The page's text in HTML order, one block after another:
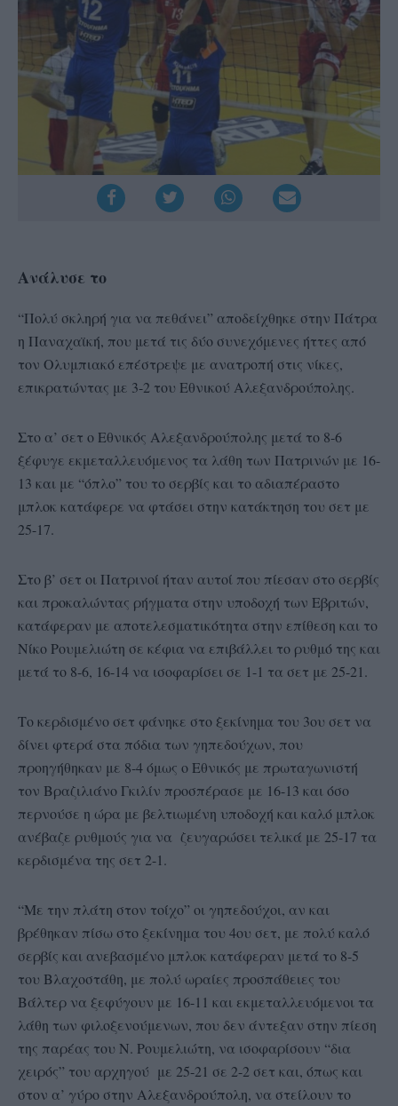
Ανάλυσε το
“Πολύ σκληρή για να πεθάνει” αποδείχθηκε στην Πάτρα
η Παναχαϊκή, που μετά τις δύο συνεχόμενες ήττες από
τον Ολυμπιακό επέστρεψε με ανατροπή στις νίκες,
επικρατώντας με 3-2 του Εθνικού Αλεξανδρούπολης.
Στο α’ σετ ο Εθνικός Αλεξανδρούπολης μετά το 8-6
ξέφυγε εκμεταλλευόμενος τα λάθη των Πατρινών με 16-
13 και με “όπλο” του το σερβίς και το αδιαπέραστο
μπλοκ κατάφερε να φτάσει στην κατάκτηση του σετ με
25-17.
Στο β’ σετ οι Πατρινοί ήταν αυτοί που πίεσαν στο σερβίς
και προκαλώντας ρήγματα στην υποδοχή των Εβριτών,
κατάφεραν με αποτελεσματικότητα στην επίθεση και το
Νίκο Ρουμελιώτη σε κέφια να επιβάλλει το ρυθμό της και
μετά το 8-6, 16-14 να ισοφαρίσει σε 1-1 τα σετ με 25-21.
Το κερδισμένο σετ φάνηκε στο ξεκίνημα του 3ου σετ να
δίνει φτερά στα πόδια των γηπεδούχων, που
προηγήθηκαν με 8-4 όμως ο Εθνικός με πρωταγωνιστή
τον Βραζιλιάνο Γκιλίν προσπέρασε με 16-13 και όσο
περνούσε η ώρα με βελτιωμένη υποδοχή και καλό μπλοκ
ανέβαζε ρυθμούς για να ζευγαρώσει τελικά με 25-17 τα
κερδισμένα της σετ 2-1.
“Με την πλάτη στον τοίχο” οι γηπεδούχοι, αν και
βρέθηκαν πίσω στο ξεκίνημα του 4ου σετ, με πολύ καλό
σερβίς και ανεβασμένο μπλοκ κατάφεραν μετά το 8-5
του Βλαχοστάθη, με πολύ ωραίες προσπάθειες του
Βάλτερ να ξεφύγουν με 16-11 και εκμεταλλευόμενοι τα
λάθη των φιλοξενούμενων, που δεν άντεξαν στην πίεση
της παρέας του Ν. Ρουμελιώτη, να ισοφαρίσουν “δια
χειρός” του αρχηγού με 25-21 σε 2-2 σετ και, όπως και
στον α’ γύρο στην Αλεξανδρούπολη, να στείλουν το